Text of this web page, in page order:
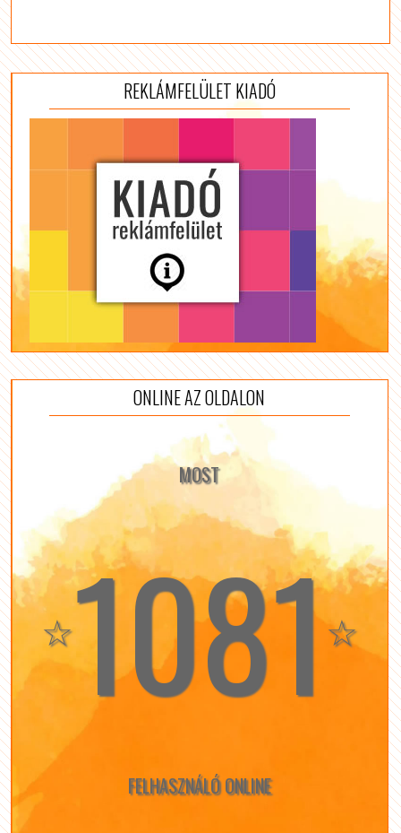
REKLÁMFELÜLET KIADÓ
ONLINE AZ OLDALON
MOST
☆1081☆
FELHASZNÁLÓ ONLINE